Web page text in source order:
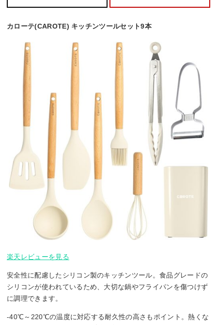
カローテ(CAROTE) キッチンツールセット9本
楽天レビューを見る
安全性に配慮したシリコン製のキッチンツール。食品グレードの
シリコンが使われているため、大切な鍋やフライパンを傷つけず
に調理できます。
-40℃～220℃の温度に対応する耐久性の高さもポイント。熱くな